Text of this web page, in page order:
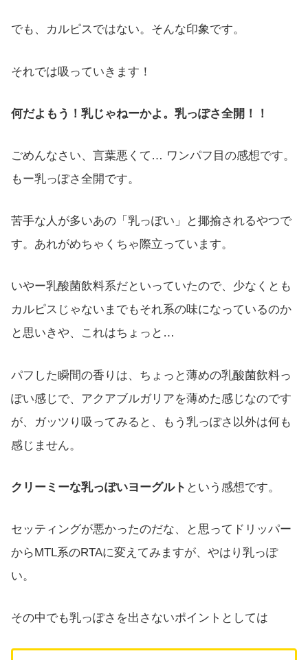
でも、カルピスではない。そんな印象です。
それでは吸っていきます！
何だよもう！乳じゃねーかよ。乳っぽさ全開！！
ごめんなさい、言葉悪くて… ワンパフ目の感想です。
もー乳っぽさ全開です。
苦手な人が多いあの「乳っぽい」と揶揄されるやつで
す。あれがめちゃくちゃ際立っています。
いやー乳酸菌飲料系だといっていたので、少なくとも
カルピスじゃないまでもそれ系の味になっているのか
と思いきや、これはちょっと…
パフした瞬間の香りは、ちょっと薄めの乳酸菌飲料っ
ぽい感じで、アクアブルガリアを薄めた感じなのです
が、ガッツり吸ってみると、もう乳っぽさ以外は何も
感じません。
クリーミーな乳っぽいヨーグルト という感想です。
セッティングが悪かったのだな、と思ってドリッパー
からMTL系のRTAに変えてみますが、やはり乳っぽ
い。
その中でも乳っぽさを出さないポイントとしては